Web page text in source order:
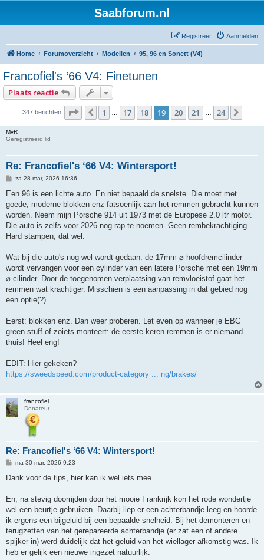
Saabforum.nl
Aanmelden
Registreer
Home Forumoverzicht Modellen 95, 96 en Sonett (V4)
Francofiel's ‘66 V4: Finetunen
Plaats reactie
347 berichten Pagina 19van24
Vorige
1 17 18 19 20 21 24
MvR
Geregistreerd lid
Re: Francofiel's ‘66 V4: Wintersport!
B
r
c
h
za 28 mar, 2026 16:36
Een 96 is een lichte auto. En niet bepaald de snelste. Die moet met
goede, moderne blokken enz fatsoenlijk aan het remmen gebracht kunnen
worden. Neem mijn Porsche 914 uit 1973 met de Europese 2.0 ltr motor.
Die auto is zelfs voor 2026 nog rap te noemen. Geen rembekrachtiging.
Hard stampen, dat wel.
Wat bij die auto's nog wel wordt gedaan: de 17mm ⌀ hoofdremcilinder
wordt vervangen voor een cylinder van een latere Porsche met een 19mm
⌀ cilinder. Door de toegenomen verplaatsing van remvloeistof gaat het
remmen wat krachtiger. Misschien is een aanpassing in dat gebied nog
een optie(?)
Eerst: blokken enz. Dan weer proberen. Let even op wanneer je EBC
green stuff of zoiets monteert: de eerste keren remmen is er niemand
thuis! Heel eng!
EDIT: Hier gekeken?
https://sweedspeed.com/product-category ... ng/brakes/
francofiel
Donateur
Re: Francofiel's ‘66 V4: Wintersport!
B
r
h
ma 30 mar, 2026 9:23
Dank voor de tips, hier kan ik wel iets mee.
En, na stevig doorrijden door het mooie Frankrijk kon het rode wondertje
wel een beurtje gebruiken. Daarbij liep er een achterbandje leeg en hoorde
ik ergens een bijgeluid bij een bepaalde snelheid. Bij het demonteren en
terugzetten van het gerepareerde achterbandje (er zat een of andere
spijker in) werd duidelijk dat het geluid van het wiellager afkomstig was. Ik
heb er gelijk een nieuwe ingezet natuurlijk.